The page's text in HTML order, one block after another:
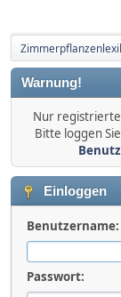
Warnung!
Nur
Bitte loggen
Einloggen
Benutzername:
Passwort: